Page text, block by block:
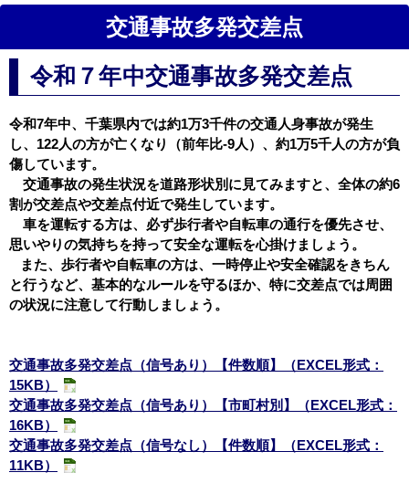
交通事故多発交差点
令和７年中交通事故多発交差点
令和7年中、千葉県内では約1万3千件の交通人身事故が発生
し、122人の方が亡くなり（前年比-9人）、約1万5千人の方が負
傷しています。
交通事故の発生状況を道路形状別に見てみますと、全体の約6
割が交差点や交差点付近で発生しています。
車を運転する方は、必ず歩行者や自転車の通行を優先させ、
思いやりの気持ちを持って安全な運転を心掛けましょう。
また、歩行者や自転車の方は、一時停止や安全確認をきちん
と行うなど、基本的なルールを守るほか、特に交差点では周囲
の状況に注意して行動しましょう。
交通事故多発交差点（信号あり）【件数順】（EXCEL形式：
15KB）
交通事故多発交差点（信号あり）【市町村別】（EXCEL形式：
16KB）
交通事故多発交差点（信号なし）【件数順】（EXCEL形式：
11KB）